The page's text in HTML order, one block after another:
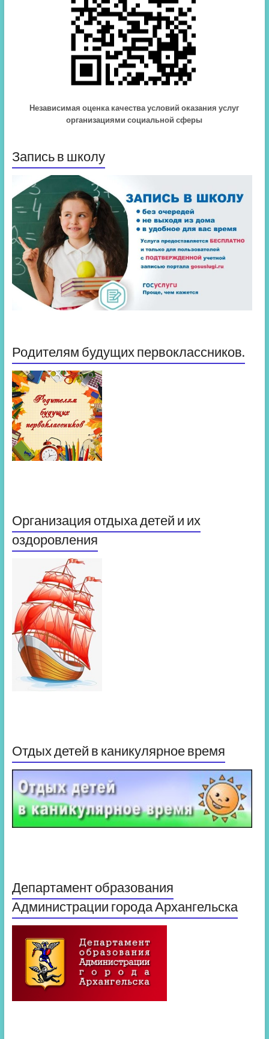
Независимая оценка качества условий оказания услуг
организациями социальной сферы
Запись в школу
Родителям будущих первоклассников.
Организация отдыха детей и их
оздоровления
Отдых детей в каникулярное время
Департамент образования
Администрации города Архангельска